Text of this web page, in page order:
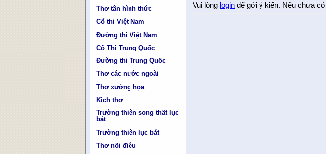
Thơ tân hình thức
Cổ thi Việt Nam
Đường thi Việt Nam
Cổ Thi Trung Quốc
Đường thi Trung Quốc
Thơ các nước ngoài
Thơ xướng họa
Kịch thơ
Trường thiên song thất lục
bát
Trường thiên lục bát
Thơ nối điêu
Vui lòng login để gởi ý kiến. Nếu chưa